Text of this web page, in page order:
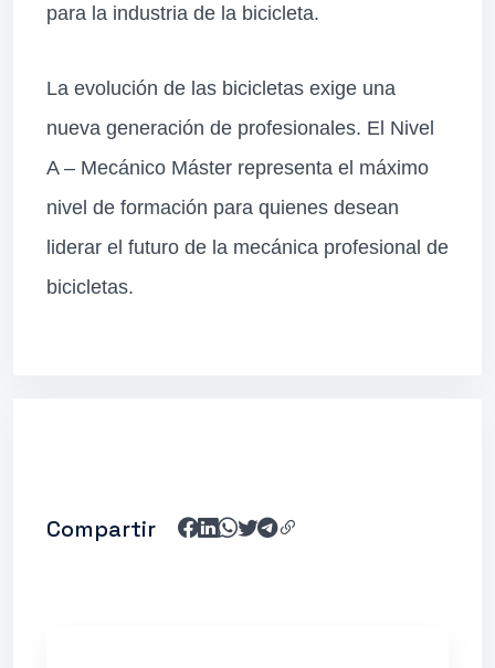
para la industria de la bicicleta.
La evolución de las bicicletas exige una
nueva generación de profesionales. El Nivel
A – Mecánico Máster representa el máximo
nivel de formación para quienes desean
liderar el futuro de la mecánica profesional de
bicicletas.
Compartir